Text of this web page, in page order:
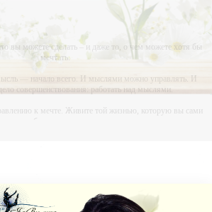
вы можете сделать – и даже то, о чем можете хотя бы
мечтать.
— начало всего. И мыслями можно управлять. И
совершенствования: работать над мыслями.
к мечте. Живите той жизнью, которую вы сами
полезен никому, кроме того, кто его дал.
советы и очень не люблю, когда их дают мне.